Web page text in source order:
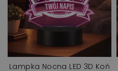
Lampka Nocna LED 3D Koń